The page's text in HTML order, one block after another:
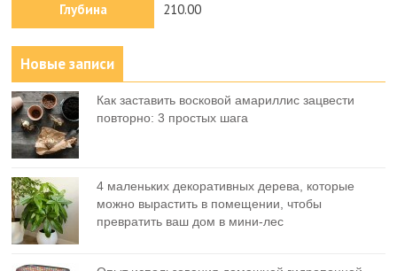
Глубина 210.00
Новые записи
Как заставить восковой амариллис зацвести
повторно: 3 простых шага
4 маленьких декоративных дерева, которые
можно вырастить в помещении, чтобы
превратить ваш дом в мини-лес